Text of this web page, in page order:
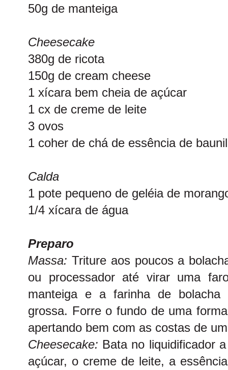
50g de manteiga
Cheesecake
380g de ricota
150g de cream cheese
1 xícara bem cheia de açúcar
1 cx de creme de leite
3 ovos
1 coher de chá de essência de
Calda
1 pote pequeno de geléia de
1/4 xícara de água
Preparo
Massa: Triture aos poucos a
ou processador até virar uma
manteiga e a farinha de
grossa. Forre o fundo de uma
apertando bem com as costas de
Cheesecake: Bata no liquidificador
açúcar, o creme de leite, a